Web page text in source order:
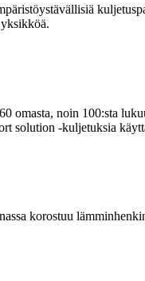
noin 100:sta
solution -kuljetuksia
korostuu